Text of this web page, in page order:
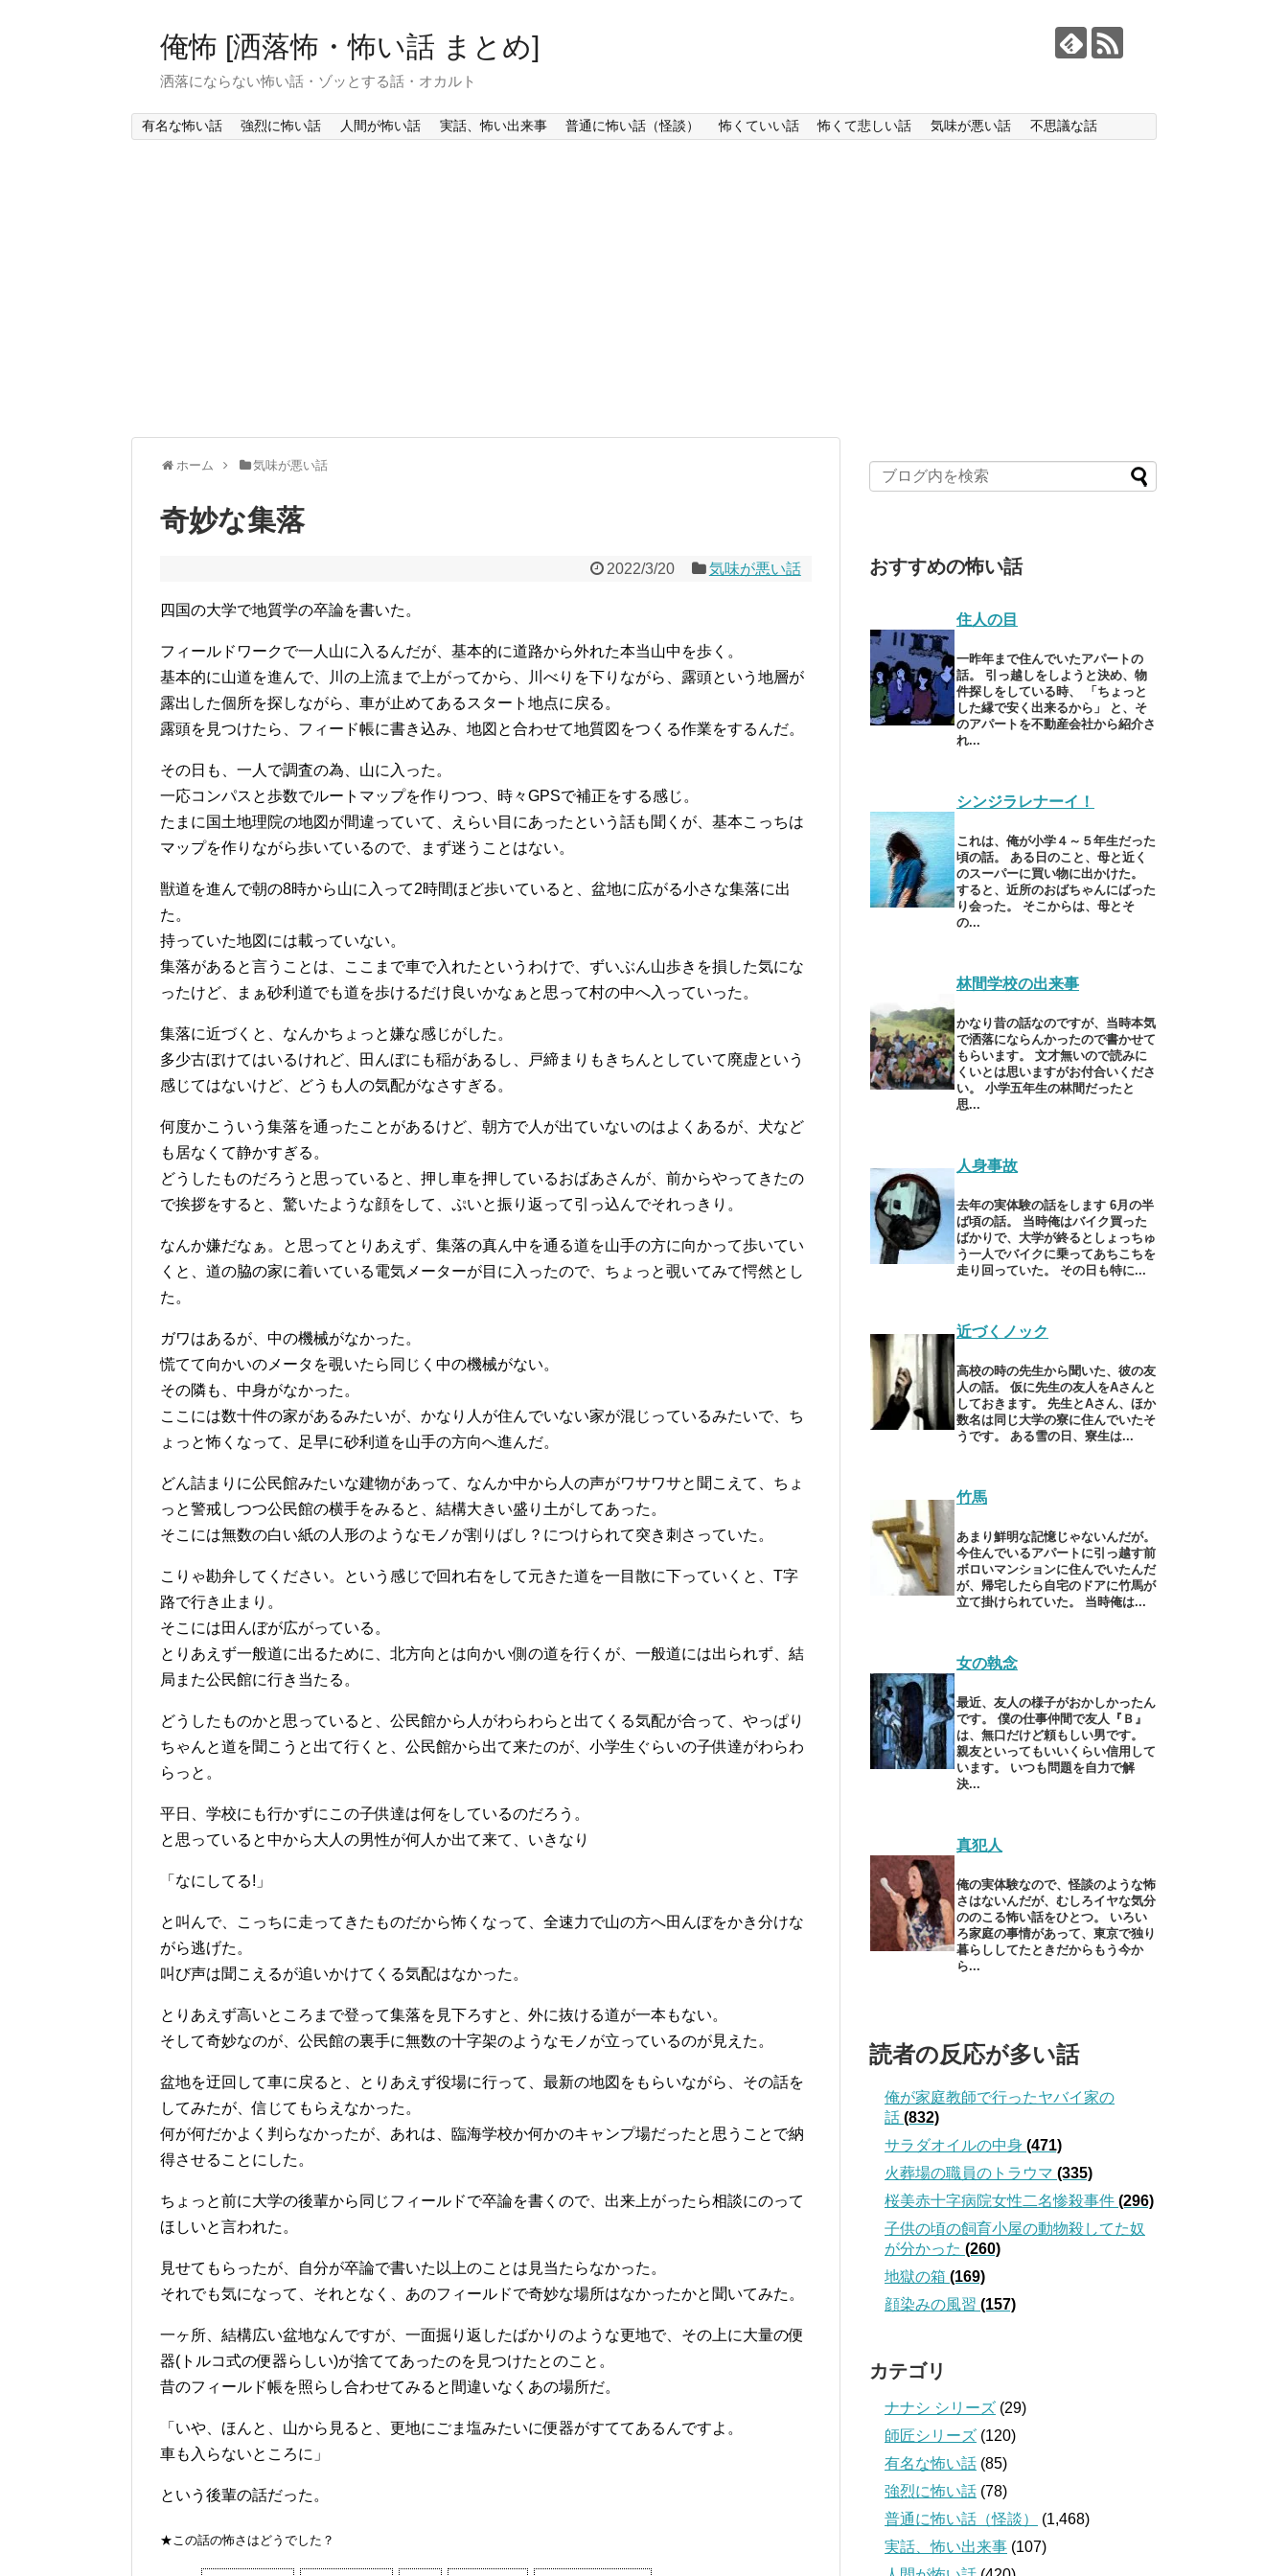
俺怖 [洒落怖・怖い話 まとめ]
洒落にならない怖い話・ゾッとする話・オカルト
有名な怖い話 強烈に怖い話 人間が怖い話 実話、怖い出来事 普通に怖い話（怪談） 怖くていい話 怖くて悲しい話 気味が悪い話 不思議な話
ホーム 気味が悪い話
奇妙な集落
2022/3/20 気味が悪い話
四国の大学で地質学の卒論を書いた。
フィールドワークで一人山に入るんだが、基本的に道路から外れた本当山中を歩く。
基本的に山道を進んで、川の上流まで上がってから、川べりを下りながら、露頭という地層が
露出した個所を探しながら、車が止めてあるスタート地点に戻る。
露頭を見つけたら、フィード帳に書き込み、地図と合わせて地質図をつくる作業をするんだ。
その日も、一人で調査の為、山に入った。
一応コンパスと歩数でルートマップを作りつつ、時々GPSで補正をする感じ。
たまに国土地理院の地図が間違っていて、えらい目にあったという話も聞くが、基本こっちは
マップを作りながら歩いているので、まず迷うことはない。
獣道を進んで朝の8時から山に入って2時間ほど歩いていると、盆地に広がる小さな集落に出
た。
持っていた地図には載っていない。
集落があると言うことは、ここまで車で入れたというわけで、ずいぶん山歩きを損した気にな
ったけど、まぁ砂利道でも道を歩けるだけ良いかなぁと思って村の中へ入っていった。
集落に近づくと、なんかちょっと嫌な感じがした。
多少古ぼけてはいるけれど、田んぼにも稲があるし、戸締まりもきちんとしていて廃虚という
感じてはないけど、どうも人の気配がなさすぎる。
何度かこういう集落を通ったことがあるけど、朝方で人が出ていないのはよくあるが、犬など
も居なくて静かすぎる。
どうしたものだろうと思っていると、押し車を押しているおばあさんが、前からやってきたの
で挨拶をすると、驚いたような顔をして、ぷいと振り返って引っ込んでそれっきり。
なんか嫌だなぁ。と思ってとりあえず、集落の真ん中を通る道を山手の方に向かって歩いてい
くと、道の脇の家に着いている電気メーターが目に入ったので、ちょっと覗いてみて愕然とし
た。
ガワはあるが、中の機械がなかった。
慌てて向かいのメータを覗いたら同じく中の機械がない。
その隣も、中身がなかった。
ここには数十件の家があるみたいが、かなり人が住んでいない家が混じっているみたいで、ち
ょっと怖くなって、足早に砂利道を山手の方向へ進んだ。
どん詰まりに公民館みたいな建物があって、なんか中から人の声がワサワサと聞こえて、ちょ
っと警戒しつつ公民館の横手をみると、結構大きい盛り土がしてあった。
そこには無数の白い紙の人形のようなモノが割りばし？につけられて突き刺さっていた。
こりゃ勘弁してください。という感じで回れ右をして元きた道を一目散に下っていくと、T字
路で行き止まり。
そこには田んぼが広がっている。
とりあえず一般道に出るために、北方向とは向かい側の道を行くが、一般道には出られず、結
局また公民館に行き当たる。
どうしたものかと思っていると、公民館から人がわらわらと出てくる気配が合って、やっぱり
ちゃんと道を聞こうと出て行くと、公民館から出て来たのが、小学生ぐらいの子供達がわらわ
らっと。
平日、学校にも行かずにこの子供達は何をしているのだろう。
と思っていると中から大人の男性が何人か出て来て、いきなり
「なにしてる!」
と叫んで、こっちに走ってきたものだから怖くなって、全速力で山の方へ田んぼをかき分けな
がら逃げた。
叫び声は聞こえるが追いかけてくる気配はなかった。
とりあえず高いところまで登って集落を見下ろすと、外に抜ける道が一本もない。
そして奇妙なのが、公民館の裏手に無数の十字架のようなモノが立っているのが見えた。
盆地を迂回して車に戻ると、とりあえず役場に行って、最新の地図をもらいながら、その話を
してみたが、信じてもらえなかった。
何が何だかよく判らなかったが、あれは、臨海学校か何かのキャンプ場だったと思うことで納
得させることにした。
ちょっと前に大学の後輩から同じフィールドで卒論を書くので、出来上がったら相談にのって
ほしいと言われた。
見せてもらったが、自分が卒論で書いた以上のことは見当たらなかった。
それでも気になって、それとなく、あのフィールドで奇妙な場所はなかったかと聞いてみた。
一ヶ所、結構広い盆地なんですが、一面掘り返したばかりのような更地で、その上に大量の便
器(トルコ式の便器らしい)が捨ててあったのを見つけたとのこと。
昔のフィールド帳を照らし合わせてみると間違いなくあの場所だ。
「いや、ほんと、山から見ると、更地にごま塩みたいに便器がすててあるんですよ。
車も入らないところに」
という後輩の話だった。
★この話の怖さはどうでした？
おすすめの怖い話
住人の目
一昨年まで住んでいたアパートの
話。 引っ越しをしようと決め、物
件探しをしている時、 「ちょっと
した縁で安く出来るから」 と、そ
のアパートを不動産会社から紹介さ
れ...
シンジラレナーイ！
これは、俺が小学４～５年生だった
頃の話。 ある日のこと、母と近く
のスーパーに買い物に出かけた。
すると、近所のおばちゃんにばった
り会った。 そこからは、母とそ
の...
林間学校の出来事
かなり昔の話なのですが、当時本気
で洒落にならんかったので書かせて
もらいます。 文才無いので読みに
くいとは思いますがお付合いくださ
い。 小学五年生の林間だったと
思...
人身事故
去年の実体験の話をします 6月の半
ば頃の話。 当時俺はバイク買った
ばかりで、大学が終るとしょっちゅ
う一人でバイクに乗ってあちこちを
走り回っていた。 その日も特に...
近づくノック
高校の時の先生から聞いた、彼の友
人の話。 仮に先生の友人をAさんと
しておきます。 先生とAさん、ほか
数名は同じ大学の寮に住んでいたそ
うです。 ある雪の日、寮生は...
竹馬
あまり鮮明な記憶じゃないんだが。
今住んでいるアパートに引っ越す前
ボロいマンションに住んでいたんだ
が、帰宅したら自宅のドアに竹馬が
立て掛けられていた。 当時俺は...
女の執念
最近、友人の様子がおかしかったん
です。 僕の仕事仲間で友人『Ｂ』
は、無口だけど頼もしい男です。
親友といってもいいくらい信用して
います。 いつも問題を自力で解
決...
真犯人
俺の実体験なので、怪談のような怖
さはないんだが、むしろイヤな気分
ののこる怖い話をひとつ。 いろい
ろ家庭の事情があって、東京で独り
暮らししてたときだからもう今か
ら...
読者の反応が多い話
俺が家庭教師で行ったヤバイ家の
話 (832)
サラダオイルの中身 (471)
火葬場の職員のトラウマ (335)
桜美赤十字病院女性二名惨殺事件 (296)
子供の頃の飼育小屋の動物殺してた奴
が分かった (260)
地獄の箱 (169)
顔染みの風習 (157)
カテゴリ
ナナシ シリーズ (29)
師匠シリーズ (120)
有名な怖い話 (85)
強烈に怖い話 (78)
普通に怖い話（怪談）
(1,468)
実話、怖い出来事 (107)